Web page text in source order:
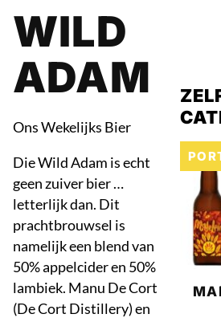
WILD
ADAM
Ons Wekelijks Bier
Die Wild Adam is echt
geen zuiver bier …
letterlijk dan. Dit
prachtbrouwsel is
namelijk een blend van
50% appelcider en 50%
lambiek. Manu De Cort
(De Cort Distillery) en